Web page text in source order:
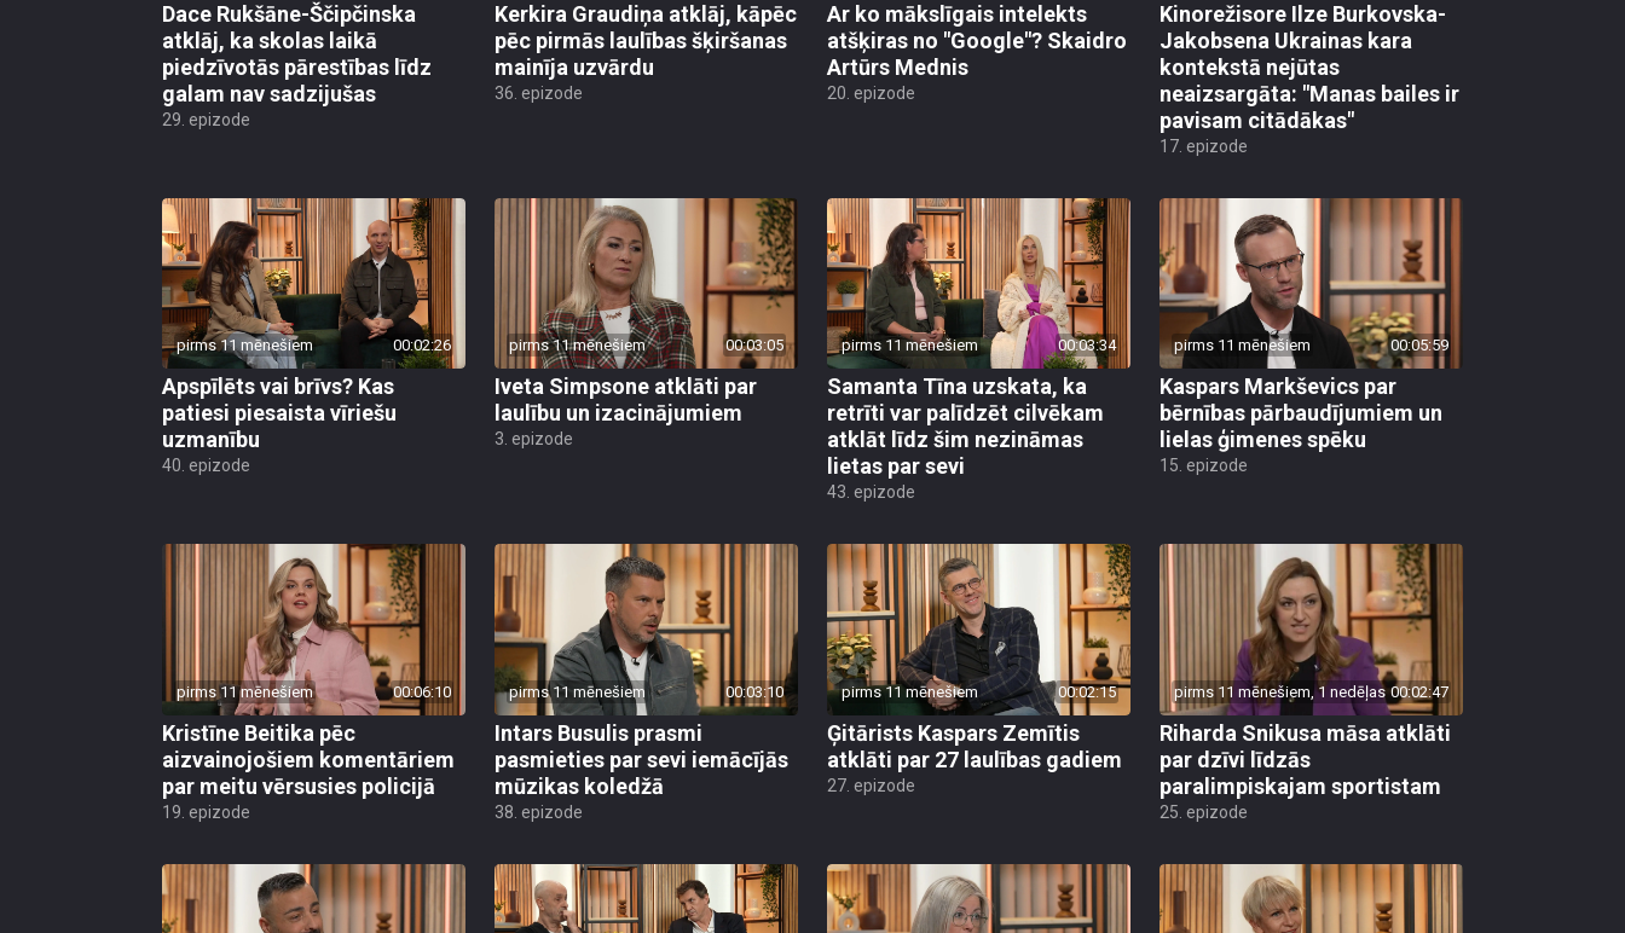
Dace Rukšāne-Ščipčinska
atklāj, ka skolas laikā
piedzīvotās pārestības līdz
galam nav sadzijušas
29. epizode
Kerkira Graudiņa atklāj, kāpēc
pēc pirmās laulības šķiršanas
mainīja uzvārdu
36. epizode
Ar ko mākslīgais intelekts
atšķiras no "Google"? Skaidro
Artūrs Mednis
20. epizode
Kinorežisore Ilze Burkovska-
Jakobsena Ukrainas kara
kontekstā nejūtas
neaizsargāta: "Manas bailes ir
pavisam citādākas"
17. epizode
pirms 11 mēnešiem 00:02:26
Apspīlēts vai brīvs? Kas
patiesi piesaista vīriešu
uzmanību
40. epizode
pirms 11 mēnešiem 00:03:05
Iveta Simpsone atklāti par
laulību un izacinājumiem
3. epizode
pirms 11 mēnešiem 00:03:34
Samanta Tīna uzskata, ka
retrīti var palīdzēt cilvēkam
atklāt līdz šim nezināmas
lietas par sevi
43. epizode
pirms 11 mēnešiem 00:05:59
Kaspars Markševics par
bērnības pārbaudījumiem un
lielas ģimenes spēku
15. epizode
pirms 11 mēnešiem 00:06:10
Kristīne Beitika pēc
aizvainojošiem komentāriem
par meitu vērsusies policijā
19. epizode
pirms 11 mēnešiem 00:03:10
Intars Busulis prasmi
pasmieties par sevi iemācījās
mūzikas koledžā
38. epizode
pirms 11 mēnešiem 00:02:15
Ģitārists Kaspars Zemītis
atklāti par 27 laulības gadiem
27. epizode
pirms 11 mēnešiem, 1 nedēļas 00:02:47
Riharda Snikusa māsa atklāti
par dzīvi līdzās
paralimpiskajam sportistam
25. epizode